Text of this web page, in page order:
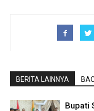
BERITA LAINNYA
Bupati